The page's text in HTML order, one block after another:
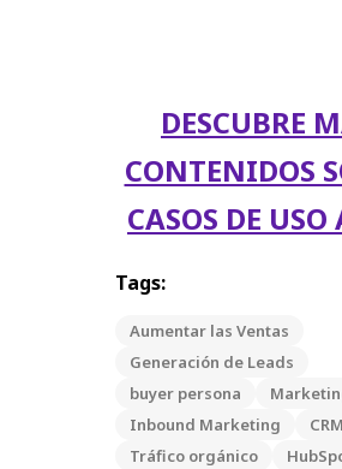
DESCUBRE
CONTENIDOS
CASOS DE
Tags:
Aumentar las Ventas
Generación de Leads
buyer persona
Inbound Marketing
CRM
Tráfico orgánico